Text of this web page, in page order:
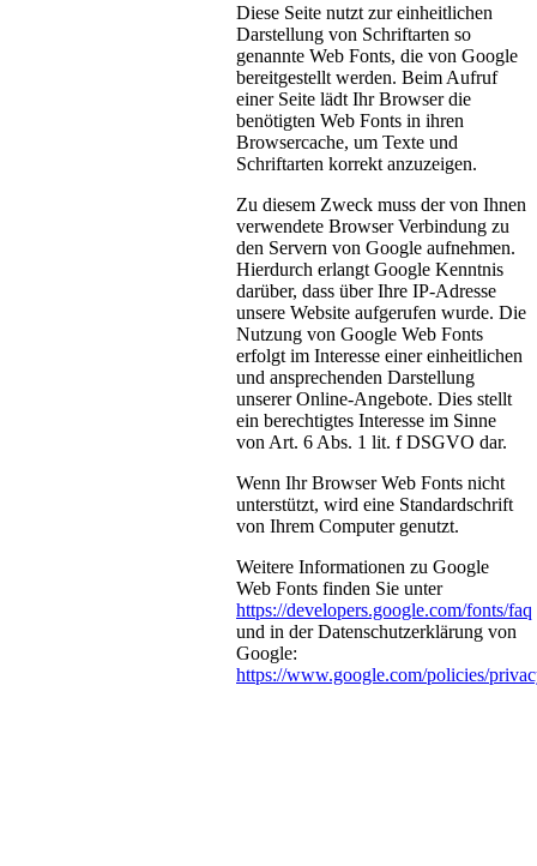
Diese Seite nutzt zur einheitlichen
Darstellung von Schriftarten so
genannte Web Fonts, die von Google
bereitgestellt werden. Beim Aufruf
einer Seite lädt Ihr Browser die
benötigten Web Fonts in ihren
Browsercache, um Texte und
Schriftarten korrekt anzuzeigen.
Zu diesem Zweck muss der von Ihnen
verwendete Browser Verbindung zu
den Servern von Google aufnehmen.
Hierdurch erlangt Google Kenntnis
darüber, dass über Ihre IP-Adresse
unsere Website aufgerufen wurde. Die
Nutzung von Google Web Fonts
erfolgt im Interesse einer einheitlichen
und ansprechenden Darstellung
unserer Online-Angebote. Dies stellt
ein berechtigtes Interesse im Sinne
von Art. 6 Abs. 1 lit. f DSGVO dar.
Wenn Ihr Browser Web Fonts nicht
unterstützt, wird eine Standardschrift
von Ihrem Computer genutzt.
Weitere Informationen zu Google
Web Fonts finden Sie unter
https://developers.google.com/fonts/faq
und in der Datenschutzerklärung von
Google:
https://www.google.com/policies/